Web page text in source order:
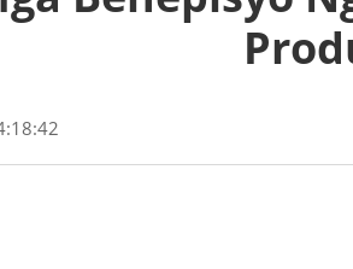
At
Vertikal
Semikonduktor